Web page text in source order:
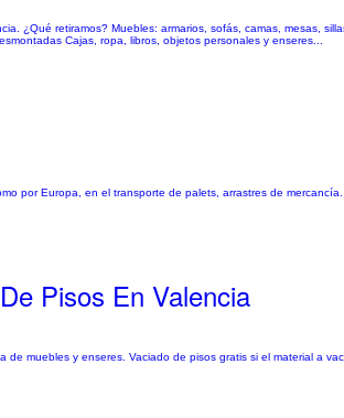
¿Qué retiramos? Muebles: armarios, sofás, camas, mesas,
Cajas, ropa, libros, objetos personales y enseres...
por Europa, en el transporte de palets, arrastres de mercancía.
Pisos En Valencia
muebles y enseres. Vaciado de pisos gratis si el material a